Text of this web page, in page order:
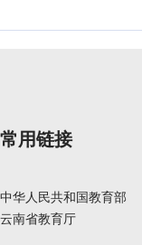
常用链接
中华人民共和国教育部
云南省教育厅